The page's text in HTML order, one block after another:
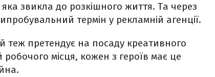
звикла до розкішного життя. Та через
термін у рекламній агенції.
теж претендує на посаду креативного
місця, кожен з героїв має це